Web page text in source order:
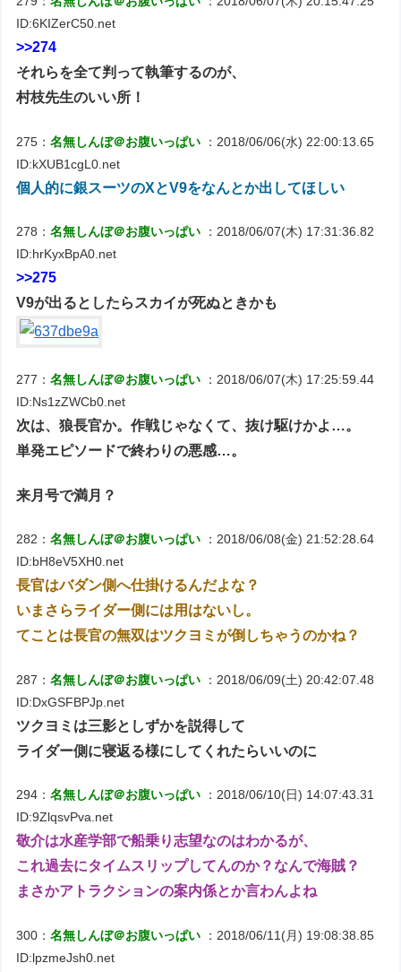
ID:6KIZerC50.net
>>274
それらを全て判って執筆するのが、
村枝先生のいい所！
275：名無しんぼ＠お腹いっぱい
：2018/06/06(水) 22:00:13.65
ID:kXUB1cgL0.net
個人的に銀スーツのXとV9をなんとか出してほしい
278：名無しんぼ＠お腹いっぱい
：2018/06/07(木) 17:31:36.82
ID:hrKyxBpA0.net
>>275
V9が出るとしたらスカイが死ぬときかも
277：名無しんぼ＠お腹いっぱい
：2018/06/07(木) 17:25:59.44
ID:Ns1zZWCb0.net
次は、狼長官か。作戦じゃなくて、抜け駆けかよ…。
単発エピソードで終わりの悪感…。
来月号で満月？
282：名無しんぼ＠お腹いっぱい
：2018/06/08(金) 21:52:28.64
ID:bH8eV5XH0.net
長官はバダン側へ仕掛けるんだよな？
いまさらライダー側には用はないし。
てことは長官の無双はツクヨミが倒しちゃうのかね？
287：名無しんぼ＠お腹いっぱい
：2018/06/09(土) 20:42:07.48
ID:DxGSFBPJp.net
ツクヨミは三影としずかを説得して
ライダー側に寝返る様にしてくれたらいいのに
294：名無しんぼ＠お腹いっぱい
：2018/06/10(日) 14:07:43.31
ID:9ZlqsvPva.net
敬介は水産学部で船乗り志望なのはわかるが、
これ過去にタイムスリップしてんのか？なんで海賊？
まさかアトラクションの案内係とか言わんよね
300：名無しんぼ＠お腹いっぱい
：2018/06/11(月) 19:08:38.85
ID:lpzmeJsh0.net